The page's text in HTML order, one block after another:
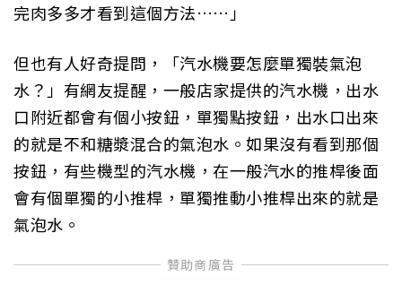
完肉多多才看到這個方法……」
但也有人好奇提問，「汽水機要怎麼單獨裝氣泡
水？」有網友提醒，一般店家提供的汽水機，出水
口附近都會有個小按鈕，單獨點按鈕，出水口出來
的就是不和糖漿混合的氣泡水。如果沒有看到那個
按鈕，有些機型的汽水機，在一般汽水的推桿後面
會有個單獨的小推桿，單獨推動小推桿出來的就是
氣泡水。